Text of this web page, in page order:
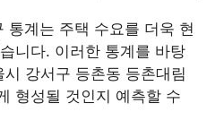
통계는 주택 수요를 더욱 현
니다. 이러한 통계를 바탕
강서구 등촌동 등촌대림
형성될 것인지 예측할 수